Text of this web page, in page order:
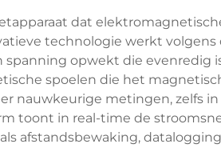
dat
technologie werkt
opwekt die evenredig
spoelen die het
nauwkeurige metingen, zelfs
toont in real-time de
afstandsbewaking,